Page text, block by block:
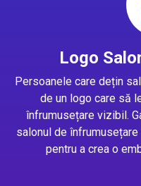
Logo
Persoanele care dețin
de un logo care să
înfrumusețare vizibil.
salonul de
pentru a crea o